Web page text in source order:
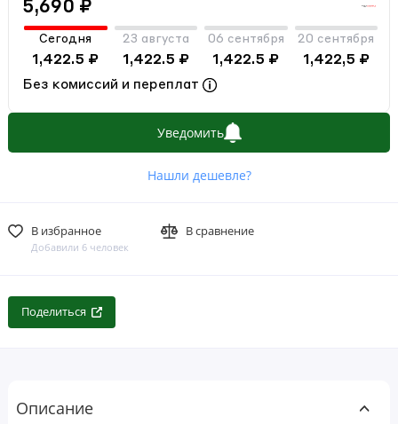
5,690 ₽
Сегодня
1,422.5 ₽
23 августа
1,422.5 ₽
06 сентября
1,422.5 ₽
20 сентября
1,422,5 ₽
Без комиссий и переплат
Уведомить
Нашли дешевле?
В избранное
Добавили 6 человек
В сравнение
Поделиться
Описание